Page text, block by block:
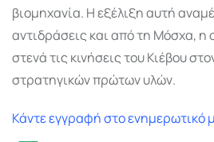
βιομηχανία. Η εξέλιξη αυτή
αντιδράσεις και από τη Μόσχα, η
στενά τις κινήσεις του Κιέβου
στρατηγικών πρώτων υλών.
Κάντε εγγραφή στο ενημερωτικό